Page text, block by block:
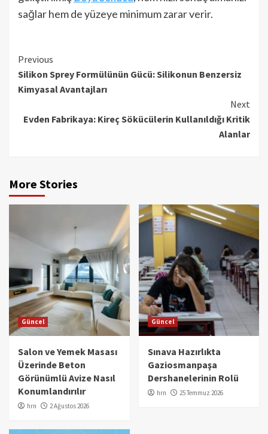
sağlar hem de yüzeye minimum zarar verir.
Continue
Reading
Previous
Silikon Sprey Formülünün Gücü: Silikonun Benzersiz
Kimyasal Avantajları
Next
Evden Fabrikaya: Kireç Sökücülerin Kullanıldığı Kritik
Alanlar
More Stories
Güncel
Salon ve Yemek Masası
Üzerinde Beton
Görünümlü Avize Nasıl
Konumlandırılır
hrn 2 Ağustos 2026
Güncel
Sınava Hazırlıkta
Gaziosmanpaşa
Dershanelerinin Rolü
hrn 25 Temmuz 2026